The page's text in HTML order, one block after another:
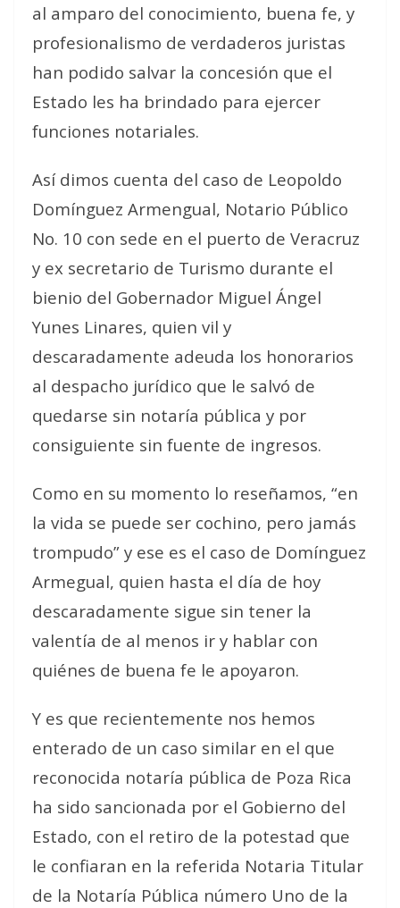
al amparo del conocimiento, buena fe, y
profesionalismo de verdaderos juristas
han podido salvar la concesión que el
Estado les ha brindado para ejercer
funciones notariales.
Así dimos cuenta del caso de Leopoldo
Domínguez Armengual, Notario Público
No. 10 con sede en el puerto de Veracruz
y ex secretario de Turismo durante el
bienio del Gobernador Miguel Ángel
Yunes Linares, quien vil y
descaradamente adeuda los honorarios
al despacho jurídico que le salvó de
quedarse sin notaría pública y por
consiguiente sin fuente de ingresos.
Como en su momento lo reseñamos, “en
la vida se puede ser cochino, pero jamás
trompudo” y ese es el caso de Domínguez
Armegual, quien hasta el día de hoy
descaradamente sigue sin tener la
valentía de al menos ir y hablar con
quiénes de buena fe le apoyaron.
Y es que recientemente nos hemos
enterado de un caso similar en el que
reconocida notaría pública de Poza Rica
ha sido sancionada por el Gobierno del
Estado, con el retiro de la potestad que
le confiaran en la referida Notaria Titular
de la Notaría Pública número Uno de la